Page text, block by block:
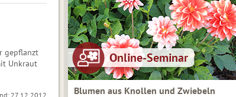
gepflanzt
Unkraut
27.12.2012 Blumen aus Knollen und Zwiebeln